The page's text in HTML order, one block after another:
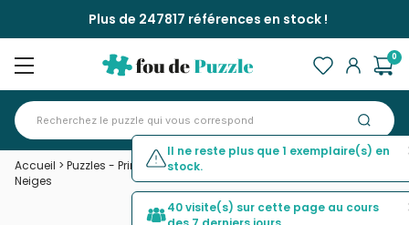
Plus de 247817 références en stock !
0
Accueil > Puzzles - Princes et Princesses
Neiges
Il ne reste plus que 1 exemplaire(s) en
stock.
40 visite(s) sur cette page au cours